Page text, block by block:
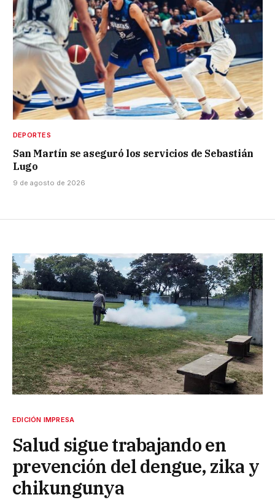
DEPORTES
San Martín se aseguró los servicios de Sebastián
Lugo
9 de agosto de 2026
EDICIÓN IMPRESA
Salud sigue trabajando en
prevención del dengue, zika y
chikungunya